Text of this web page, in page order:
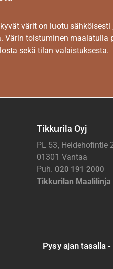
värit on luotu
Värin toistuminen maalatulla
sekä tilan valaistuksesta.
Tikkurila Oyj
PL 53, Heidehofintie
01301 Vantaa
Puh. 020 191 2000
Tikkurilan Maalilinja
Pysy ajan tasalla